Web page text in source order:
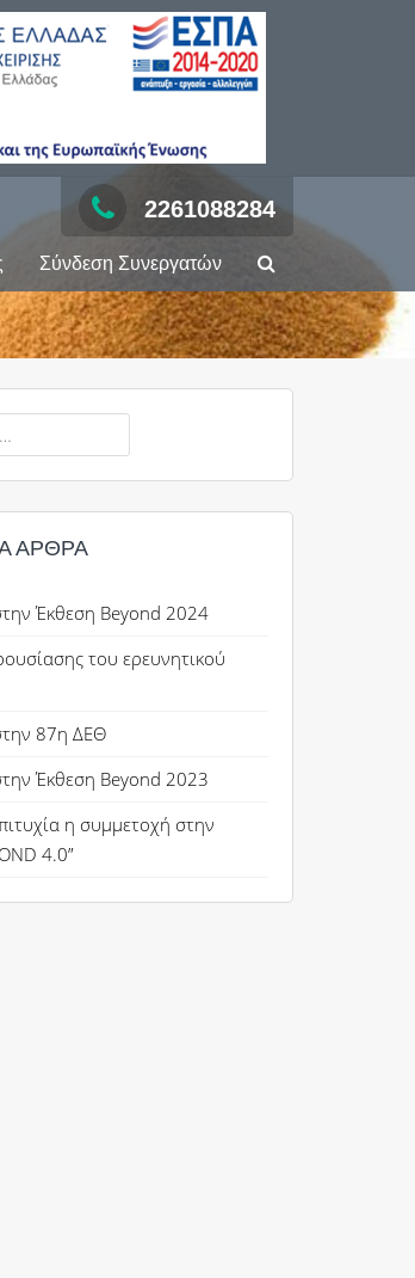
2261088284
Σύνδεση Συνεργατών
ΆΡΘΡΑ
Έκθεση Beyond 2024
του ερευνητικού
87η ΔΕΘ
Έκθεση Beyond 2023
η συμμετοχή στην
4.0”